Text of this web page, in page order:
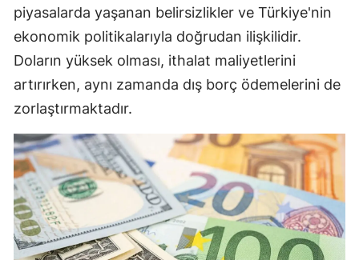
piyasalarda yaşanan belirsizlikler ve Türkiye'nin
ekonomik politikalarıyla doğrudan ilişkilidir.
Doların yüksek olması, ithalat maliyetlerini
artırırken, aynı zamanda dış borç ödemelerini de
zorlaştırmaktadır.